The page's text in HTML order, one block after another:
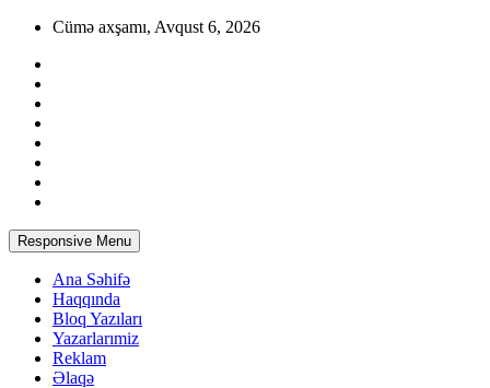
Skip
content
Cümə axşamı, Avqust 6, 2026
Responsive Menu
Ana Səhifə
Haqqında
Bloq Yazıları
Yazarlarımiz
Reklam
Əlaqə